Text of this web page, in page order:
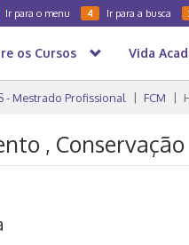
Ir para o menu 4 Ir para a busca
os Cursos Vida
- Mestrado Profissional FCM
,